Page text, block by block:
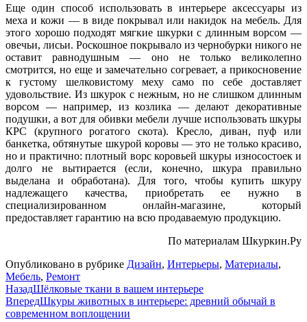
Еще один способ использовать в интерьере аксессуары из
меха и кожи — в виде покрывал или накидок на мебель. Для
этого хорошо подходят мягкие шкурки с длинным ворсом —
овечьи, лисьи. Роскошное покрывало из чернобурки никого не
оставит равнодушным — оно не только великолепно
смотрится, но еще и замечательно согревает, а прикосновение
к густому шелковистому меху само по себе доставляет
удовольствие. Из шкурок с нежным, но не слишком длинным
ворсом — например, из козлика — делают декоративные
подушки, а вот для обивки мебели лучше использовать шкуры
КРС (крупного рогатого скота). Кресло, диван, пуф или
банкетка, обтянутые шкурой коровы — это не только красиво,
но и практично: плотный ворс коровьей шкуры износостоек и
долго не вытирается (если, конечно, шкура правильно
выделана и обработана). Для того, чтобы купить шкуру
надлежащего качества, приобретать ее нужно в
специализированном онлайн-магазине, который
предоставляет гарантию на всю продаваемую продукцию.
По материалам Шкуркин.Ру
Опубликовано в рубрике Дизайн, Интерьеры, Материалы,
Мебель, Ремонт
НазадШёлковые ткани в вашем интерьере
ВпередШкуры животных в интерьере: древний обычай в
современном воплощении